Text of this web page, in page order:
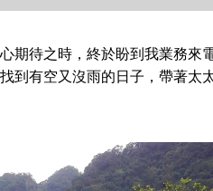
期待之時，終於盼到我業務來
到有空又沒雨的日子，帶著太